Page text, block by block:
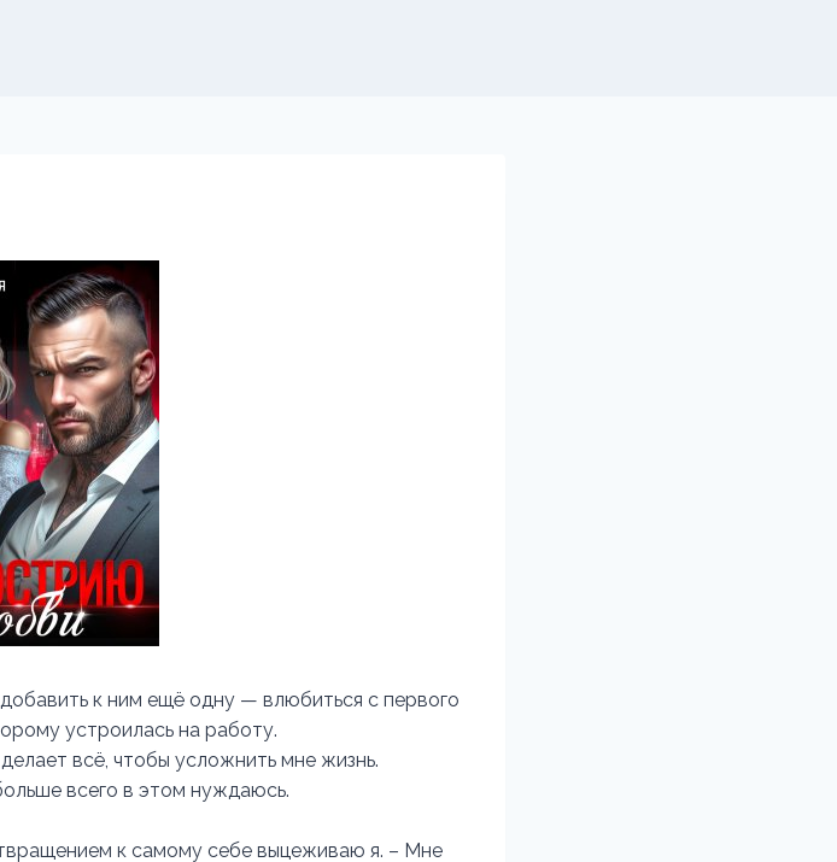
к ним ещё одну — влюбиться с первого
устроилась на работу.
всё, чтобы усложнить мне жизнь.
всего в этом нуждаюсь.
к самому себе выцеживаю я. – Мне